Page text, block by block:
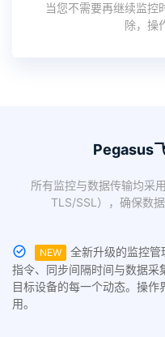
当您不需要再继续监控
除，操
Pegasus
所有监控与数据传输均采
TLS/SSL），确保数
NEW
全新升级的监控
指令、同步间隔时间与数据采
目标设备的每一个动态。操
用。